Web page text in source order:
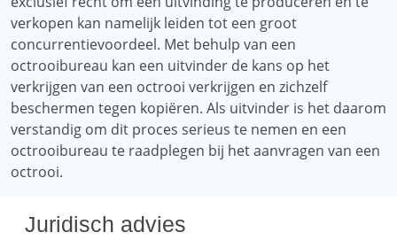
verkopen kan namelijk leiden tot een groot
concurrentievoordeel. Met behulp van een
octrooibureau kan een uitvinder de kans op het
verkrijgen van een octrooi verkrijgen en zichzelf
beschermen tegen kopiëren. Als uitvinder is het daarom
verstandig om dit proces serieus te nemen en een
octrooibureau te raadplegen bij het aanvragen van een
octrooi.
Juridisch advies